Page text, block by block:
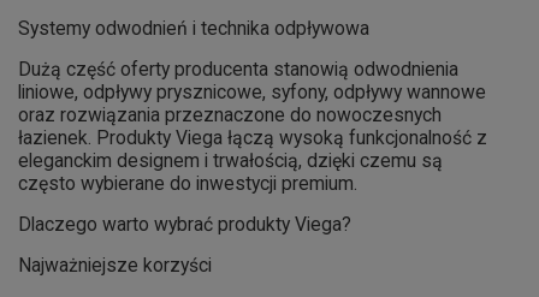
Systemy odwodnień i technika odpływowa
Dużą część oferty producenta stanowią odwodnienia
liniowe, odpływy prysznicowe, syfony, odpływy wannowe
oraz rozwiązania przeznaczone do nowoczesnych
łazienek. Produkty Viega łączą wysoką funkcjonalność z
eleganckim designem i trwałością, dzięki czemu są
często wybierane do inwestycji premium.
Dlaczego warto wybrać produkty Viega?
Najważniejsze korzyści